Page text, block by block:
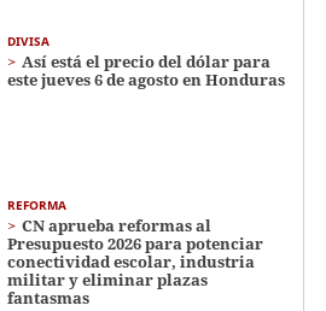
DIVISA
Así está el precio del dólar para
este jueves 6 de agosto en Honduras
REFORMA
CN aprueba reformas al
Presupuesto 2026 para potenciar
conectividad escolar, industria
militar y eliminar plazas
fantasmas